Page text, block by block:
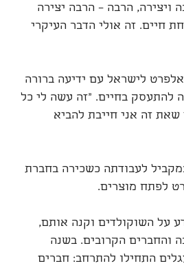
ויצירה, הרבה – הרבה יצירה
חיים. זה אולי הדבר העיקרי
2002 חזרה אלפרט לישראל עם ידיעה ברורה
להתעסק בחיים. "זה עשה לי כל
זה אני חייבת להביא
לעבודתה כשכירה בחברת
לפתח מוצרים.
על השוקולדים וקנה אותם,
והחברים הקרובים. בשנה
התחילו להתרחב: חברים